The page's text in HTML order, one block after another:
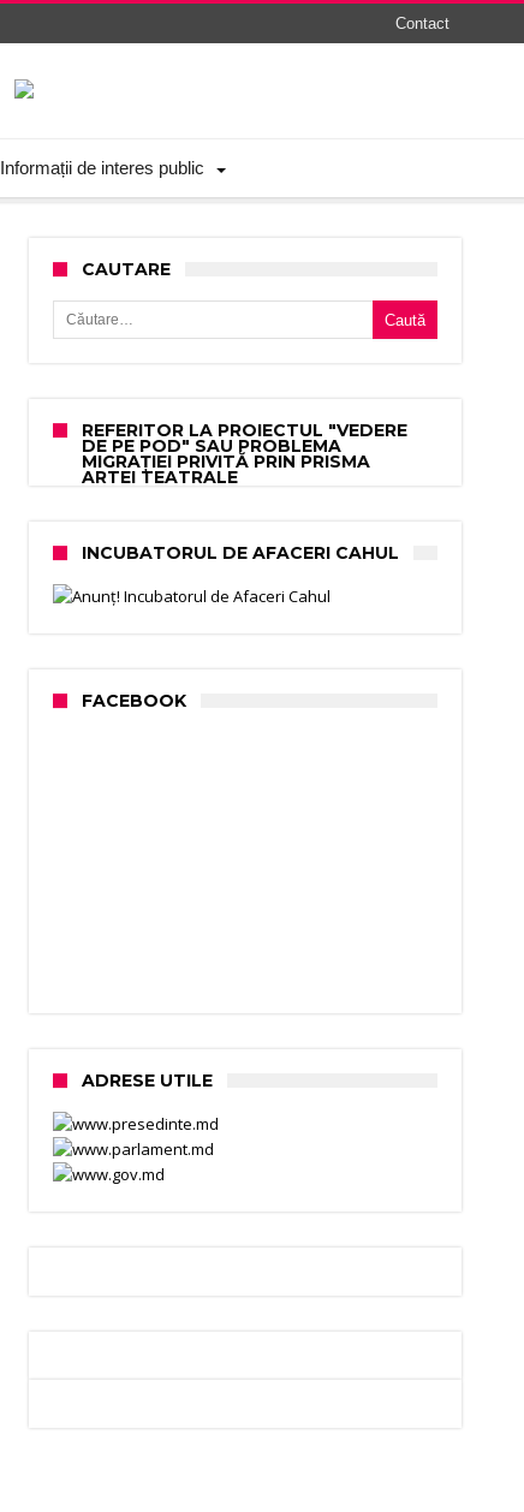
Contact
Informații de interes public
CAUTARE
Caută după:
REFERITOR LA PROIECTUL "VEDERE
DE PE POD" SAU PROBLEMA
MIGRAȚIEI PRIVITĂ PRIN PRISMA
ARTEI TEATRALE
INCUBATORUL DE AFACERI CAHUL
FACEBOOK
ADRESE UTILE